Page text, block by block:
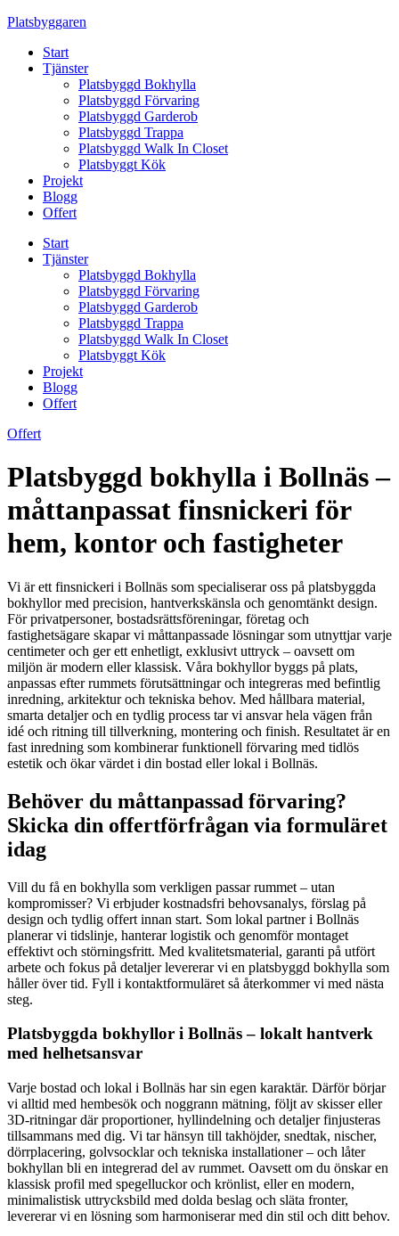
Skip
content
Platsbyggaren
Start
Tjänster
Platsbyggd Bokhylla
Platsbyggd Förvaring
Platsbyggd Garderob
Platsbyggd Trappa
Platsbyggd Walk In Closet
Platsbyggt Kök
Projekt
Blogg
Offert
Start
Tjänster
Platsbyggd Bokhylla
Platsbyggd Förvaring
Platsbyggd Garderob
Platsbyggd Trappa
Platsbyggd Walk In Closet
Platsbyggt Kök
Projekt
Blogg
Offert
Offert
Platsbyggd bokhylla i Bollnäs –
måttanpassat finsnickeri för
hem, kontor och fastigheter
Vi är ett finsnickeri i Bollnäs som specialiserar oss på platsbyggda
bokhyllor med precision, hantverkskänsla och genomtänkt design.
För privatpersoner, bostadsrättsföreningar, företag och
fastighetsägare skapar vi måttanpassade lösningar som utnyttjar varje
centimeter och ger ett enhetligt, exklusivt uttryck – oavsett om
miljön är modern eller klassisk. Våra bokhyllor byggs på plats,
anpassas efter rummets förutsättningar och integreras med befintlig
inredning, arkitektur och tekniska behov. Med hållbara material,
smarta detaljer och en tydlig process tar vi ansvar hela vägen från
idé och ritning till tillverkning, montering och finish. Resultatet är en
fast inredning som kombinerar funktionell förvaring med tidlös
estetik och ökar värdet i din bostad eller lokal i Bollnäs.
Behöver du måttanpassad förvaring?
Skicka din offertförfrågan via formuläret
idag
Vill du få en bokhylla som verkligen passar rummet – utan
kompromisser? Vi erbjuder kostnadsfri behovsanalys, förslag på
design och tydlig offert innan start. Som lokal partner i Bollnäs
planerar vi tidslinje, hanterar logistik och genomför montaget
effektivt och störningsfritt. Med kvalitetsmaterial, garanti på utfört
arbete och fokus på detaljer levererar vi en platsbyggd bokhylla som
håller över tid. Fyll i kontaktformuläret så återkommer vi med nästa
steg.
Platsbyggda bokhyllor i Bollnäs – lokalt hantverk
med helhetsansvar
Varje bostad och lokal i Bollnäs har sin egen karaktär. Därför börjar
vi alltid med hembesök och noggrann mätning, följt av skisser eller
3D-ritningar där proportioner, hyllindelning och detaljer finjusteras
tillsammans med dig. Vi tar hänsyn till takhöjder, snedtak, nischer,
dörrplacering, golvsocklar och tekniska installationer – och låter
bokhyllan bli en integrerad del av rummet. Oavsett om du önskar en
klassisk profil med spegelluckor och krönlist, eller en modern,
minimalistisk uttrycksbild med dolda beslag och släta fronter,
levererar vi en lösning som harmoniserar med din stil och ditt behov.